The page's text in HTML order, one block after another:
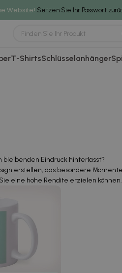
Website! Setzen Sie Ihr Passwort
T-ShirtsSchlüsselanhänger
bleibenden Eindruck hinterlässt?
erstellen, das besondere
eine hohe Rendite erzielen können.